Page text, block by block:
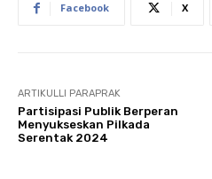
Facebook X
ARTIKULLI PARAPRAK
Partisipasi Publik Berperan
Menyukseskan Pilkada
Serentak 2024